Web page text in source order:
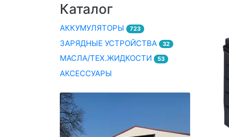
Каталог
АККУМУЛЯТОРЫ 723
ЗАРЯДНЫЕ УСТРОЙСТВА 32
МАСЛА/ТЕХ.ЖИДКОСТИ 53
АКСЕССУАРЫ